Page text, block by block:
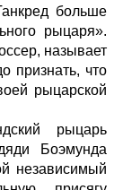
больше
рыцаря».
называет
признать, что
рыцарской
рыцарь
Боэмунда
независимый